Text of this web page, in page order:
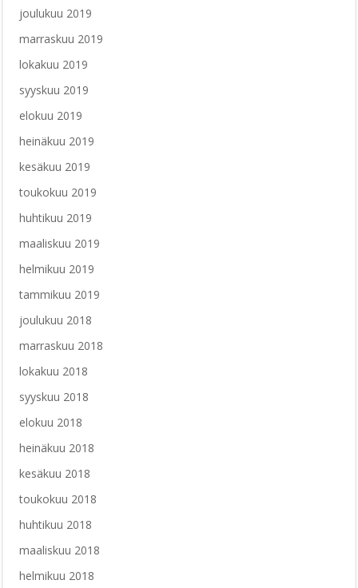
joulukuu 2019
marraskuu 2019
lokakuu 2019
syyskuu 2019
elokuu 2019
heinäkuu 2019
kesäkuu 2019
toukokuu 2019
huhtikuu 2019
maaliskuu 2019
helmikuu 2019
tammikuu 2019
joulukuu 2018
marraskuu 2018
lokakuu 2018
syyskuu 2018
elokuu 2018
heinäkuu 2018
kesäkuu 2018
toukokuu 2018
huhtikuu 2018
maaliskuu 2018
helmikuu 2018